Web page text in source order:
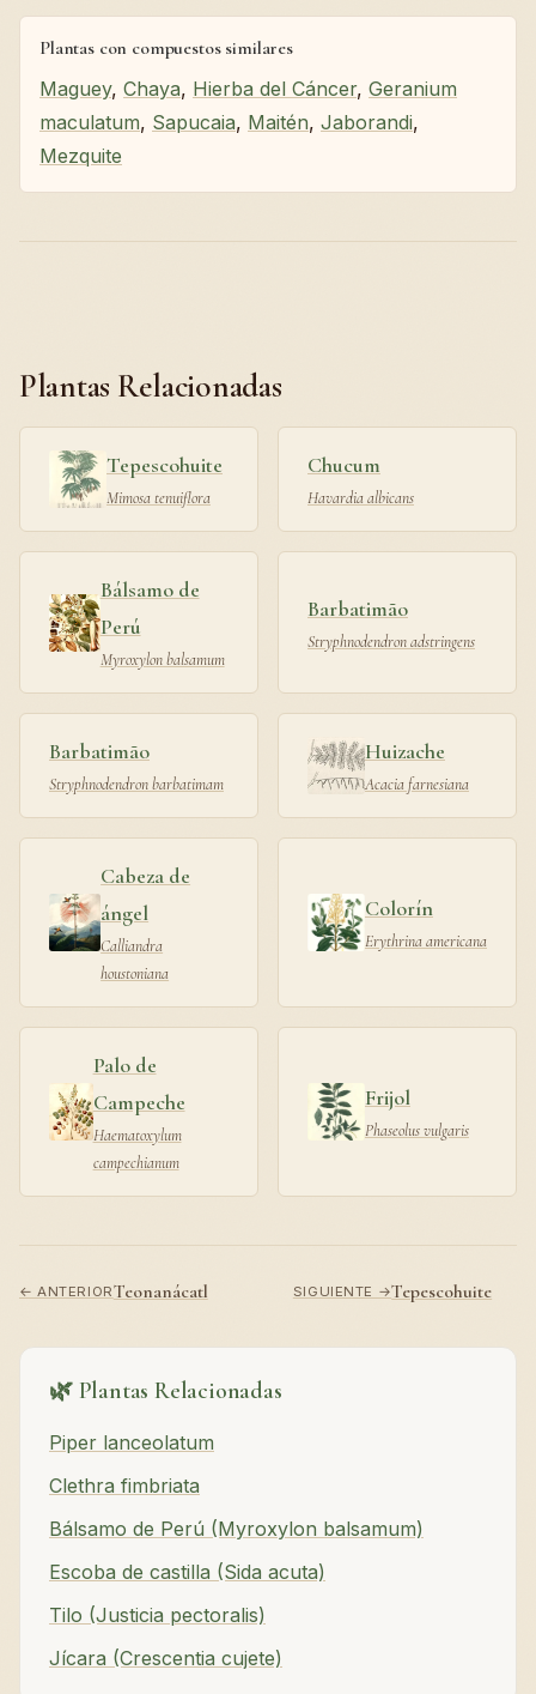
Plantas con compuestos similares
Maguey, Chaya, Hierba del Cáncer, Geranium
maculatum, Sapucaia, Maitén, Jaborandi,
Mezquite
Plantas Relacionadas
Tepescohuite
Mimosa tenuiflora
Chucum
Havardia albicans
Bálsamo de
Perú
Myroxylon balsamum
Barbatimão
Stryphnodendron adstringens
Barbatimão
Stryphnodendron barbatimam
Huizache
Acacia farnesiana
Cabeza de
ángel
Calliandra
houstoniana
Colorín
Erythrina americana
Palo de
Campeche
Haematoxylum
campechianum
Frijol
Phaseolus vulgaris
← ANTERIORTeonanácatl SIGUIENTE →Tepescohuite
🌿 Plantas Relacionadas
Piper lanceolatum
Clethra fimbriata
Bálsamo de Perú (Myroxylon balsamum)
Escoba de castilla (Sida acuta)
Tilo (Justicia pectoralis)
Jícara (Crescentia cujete)